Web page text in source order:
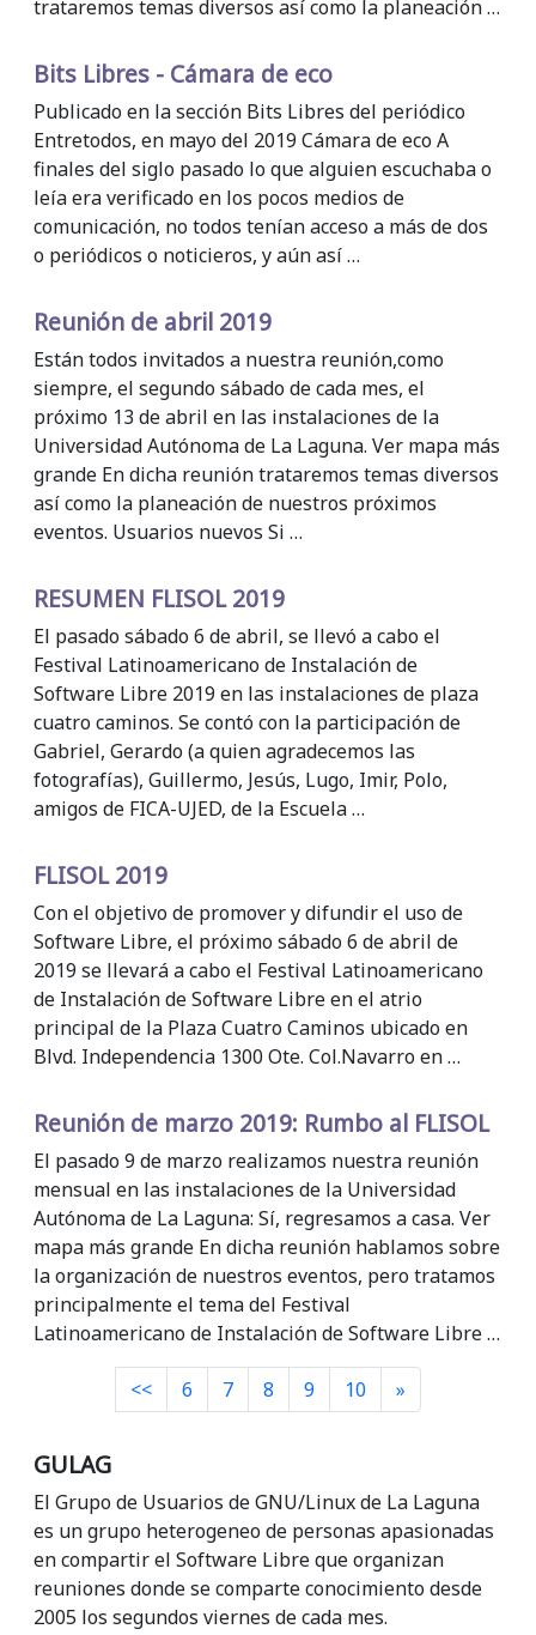
trataremos temas diversos así como la planeación …
Bits Libres - Cámara de eco
Publicado en la sección Bits Libres del periódico
Entretodos, en mayo del 2019 Cámara de eco A
finales del siglo pasado lo que alguien escuchaba o
leía era verificado en los pocos medios de
comunicación, no todos tenían acceso a más de dos
o periódicos o noticieros, y aún así …
Reunión de abril 2019
Están todos invitados a nuestra reunión,como
siempre, el segundo sábado de cada mes, el
próximo 13 de abril en las instalaciones de la
Universidad Autónoma de La Laguna. Ver mapa más
grande En dicha reunión trataremos temas diversos
así como la planeación de nuestros próximos
eventos. Usuarios nuevos Si …
RESUMEN FLISOL 2019
El pasado sábado 6 de abril, se llevó a cabo el
Festival Latinoamericano de Instalación de
Software Libre 2019 en las instalaciones de plaza
cuatro caminos. Se contó con la participación de
Gabriel, Gerardo (a quien agradecemos las
fotografías), Guillermo, Jesús, Lugo, Imir, Polo,
amigos de FICA-UJED, de la Escuela …
FLISOL 2019
Con el objetivo de promover y difundir el uso de
Software Libre, el próximo sábado 6 de abril de
2019 se llevará a cabo el Festival Latinoamericano
de Instalación de Software Libre en el atrio
principal de la Plaza Cuatro Caminos ubicado en
Blvd. Independencia 1300 Ote. Col.Navarro en …
Reunión de marzo 2019: Rumbo al FLISOL
El pasado 9 de marzo realizamos nuestra reunión
mensual en las instalaciones de la Universidad
Autónoma de La Laguna: Sí, regresamos a casa. Ver
mapa más grande En dicha reunión hablamos sobre
la organización de nuestros eventos, pero tratamos
principalmente el tema del Festival
Latinoamericano de Instalación de Software Libre …
<< 6 7 8 9 10 »
GULAG
El Grupo de Usuarios de GNU/Linux de La Laguna
es un grupo heterogeneo de personas apasionadas
en compartir el Software Libre que organizan
reuniones donde se comparte conocimiento desde
2005 los segundos viernes de cada mes.